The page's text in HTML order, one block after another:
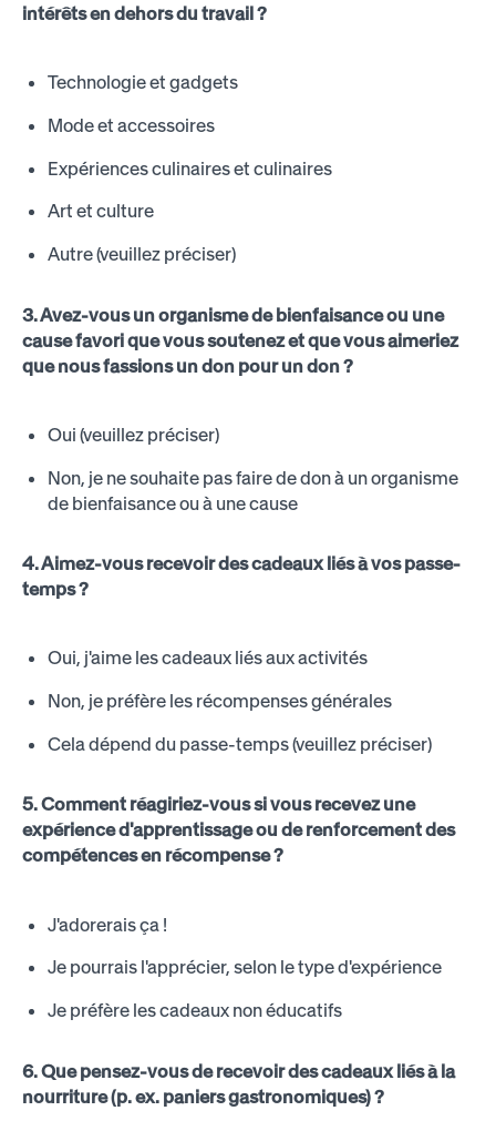
intérêts en dehors du travail ?
Technologie et gadgets
Mode et accessoires
Expériences culinaires et culinaires
Art et culture
Autre (veuillez préciser)
3. Avez-vous un organisme de bienfaisance ou une
cause favori que vous soutenez et que vous aimeriez
que nous fassions un don pour un don ?
Oui (veuillez préciser)
Non, je ne souhaite pas faire de don à un organisme
de bienfaisance ou à une cause
4. Aimez-vous recevoir des cadeaux liés à vos passe-
temps ?
Oui, j'aime les cadeaux liés aux activités
Non, je préfère les récompenses générales
Cela dépend du passe-temps (veuillez préciser)
5. Comment réagiriez-vous si vous recevez une
expérience d'apprentissage ou de renforcement des
compétences en récompense ?
J'adorerais ça !
Je pourrais l'apprécier, selon le type d'expérience
Je préfère les cadeaux non éducatifs
6. Que pensez-vous de recevoir des cadeaux liés à la
nourriture (p. ex. paniers gastronomiques) ?